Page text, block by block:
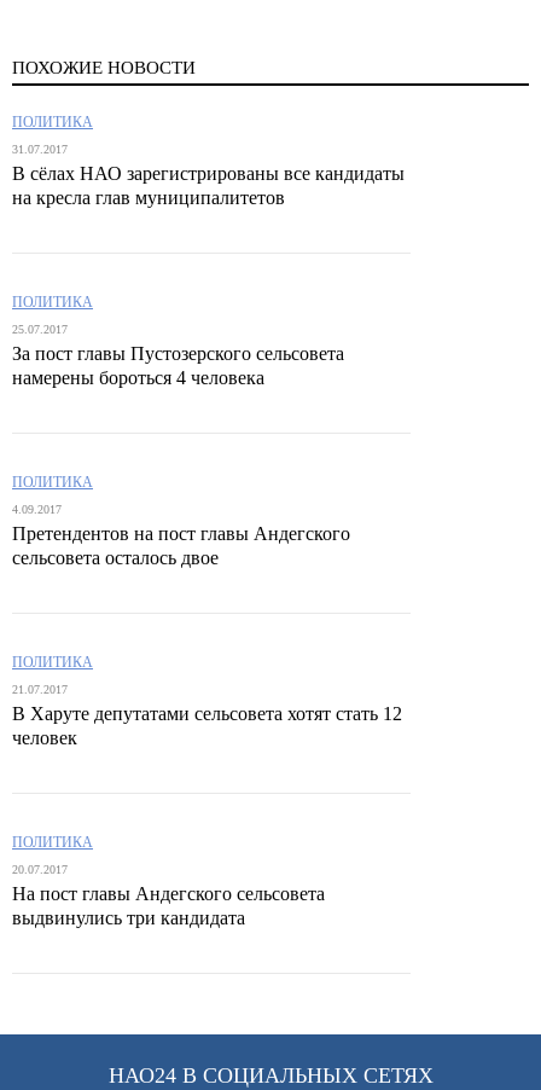
ПОХОЖИЕ НОВОСТИ
ПОЛИТИКА
31.07.2017
В сёлах НАО зарегистрированы все кандидаты
на кресла глав муниципалитетов
ПОЛИТИКА
25.07.2017
За пост главы Пустозерского сельсовета
намерены бороться 4 человека
ПОЛИТИКА
4.09.2017
Претендентов на пост главы Андегского
сельсовета осталось двое
ПОЛИТИКА
21.07.2017
В Харуте депутатами сельсовета хотят стать 12
человек
ПОЛИТИКА
20.07.2017
На пост главы Андегского сельсовета
выдвинулись три кандидата
НАО24 В СОЦИАЛЬНЫХ СЕТЯХ